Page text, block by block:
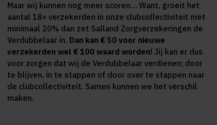
Maar wij kunnen nog meer scoren… Want, groeit het
aantal 18+ verzekerden in onze clubcollectiviteit met
minimaal 20% dan zet Salland Zorgverzekeringen de
Verdubbelaar in. Dan kan € 50 voor nieuwe
verzekerden wel € 100 waard worden! Jij kan er dus
voor zorgen dat wij de Verdubbelaar verdienen; door
te blijven, in te stappen of door over te stappen naar
de clubcollectiviteit. Samen kunnen we het verschil
maken.